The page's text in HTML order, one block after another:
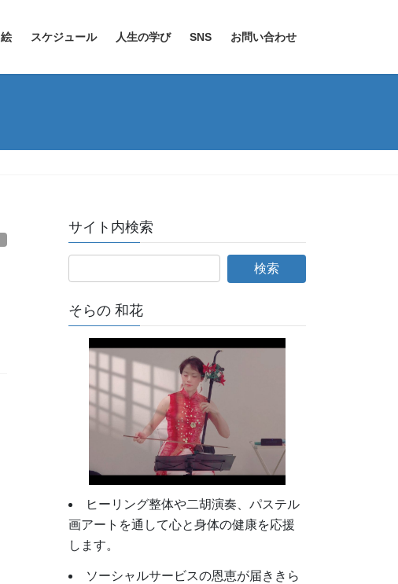
絵 スケジュール 人生の学び SNS お問い合わせ
サイト内検索
そらの 和花
ヒーリング整体や二胡演奏、パステル
画アートを通して心と身体の健康を応援
します。
ソーシャルサービスの恩恵が届ききら